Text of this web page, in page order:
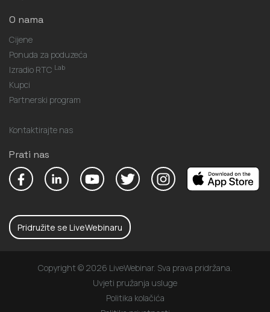
O nama
Cijene
Ponuda za poduzeća
Izradio RTC Lab
Kupci
Partnerski program
Kontaktirajte nas
Prati nas
Pridružite se LiveWebinaru
Copyright © 2026 LiveWebinar. Sva prava pridržana.
Uvjeti pružanja usluge
Politika kolačića